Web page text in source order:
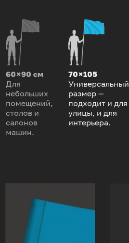
60 × 90 см
Для
небольших
помещений,
столов и
салонов
машин.
70 × 105
Универсальный
размер —
подходит и для
улицы, и для
интерьера.